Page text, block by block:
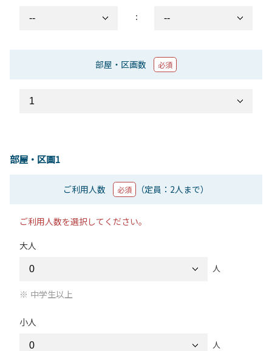
：
部屋・区画数 必須
部屋・区画1
ご利用人数 必須 （定員：2人まで）
ご利用人数を選択してください。
大人
人
中学生以上
小人
人